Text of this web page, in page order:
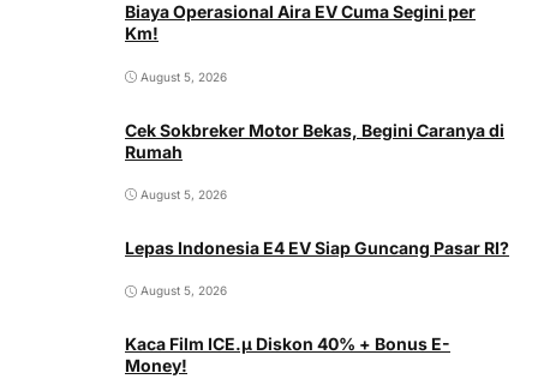
Biaya Operasional Aira EV Cuma Segini per
Km!
August 5, 2026
Cek Sokbreker Motor Bekas, Begini Caranya di
Rumah
August 5, 2026
Lepas Indonesia E4 EV Siap Guncang Pasar RI?
August 5, 2026
Kaca Film ICE.µ Diskon 40% + Bonus E-
Money!